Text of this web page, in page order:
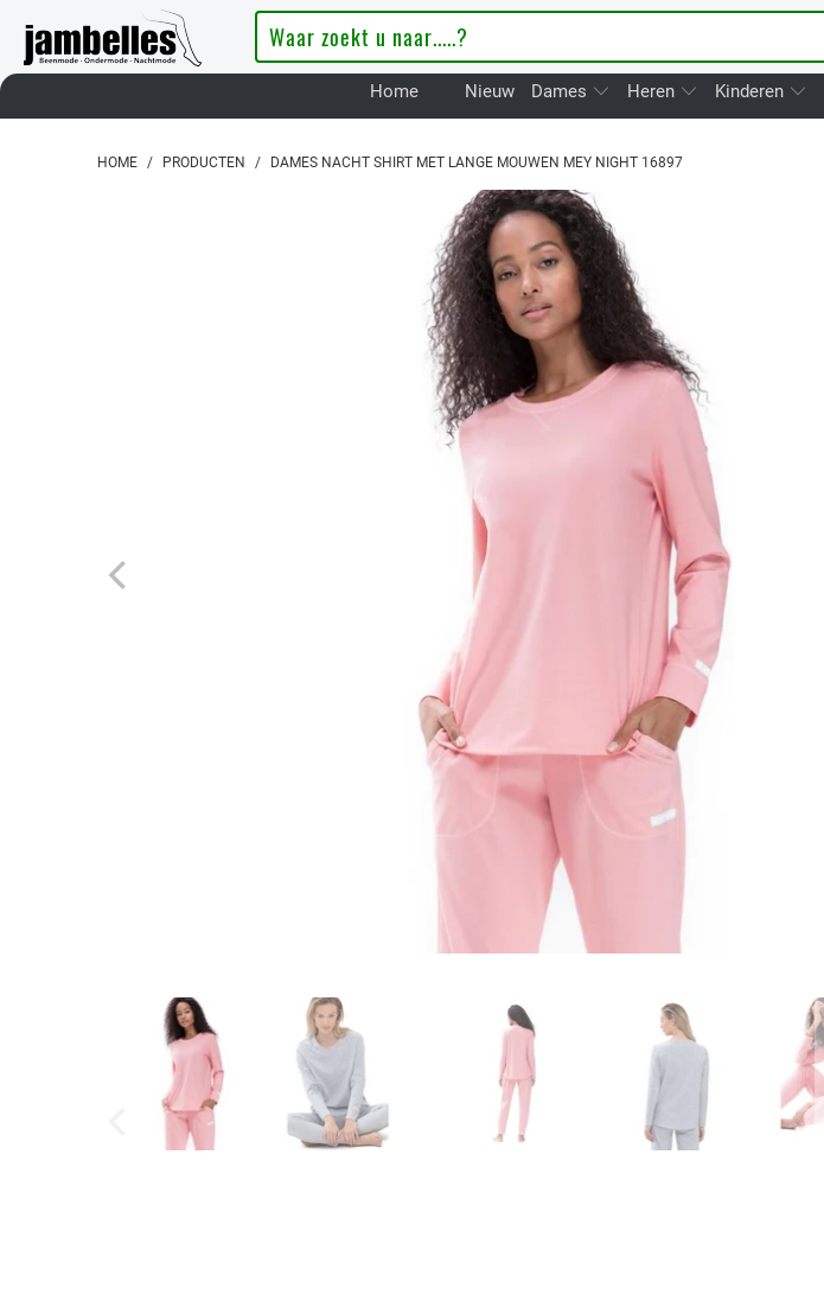
Home Nieuw Dames Heren Kinderen
HOME / PRODUCTEN / DAMES NACHT SHIRT MET LANGE MOUWEN MEY NIGHT 16897